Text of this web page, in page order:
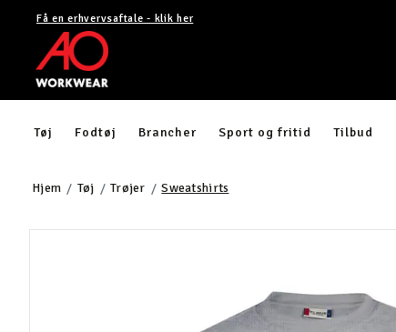
Få en erhvervsaftale - klik her
Tøj Fodtøj Brancher Sport og fritid Tilbud
Hjem Tøj Trøjer Sweatshirts